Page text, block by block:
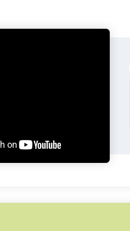
indiscutibles. Desde
“En petit comité” (2022),
de Barcelona a finales